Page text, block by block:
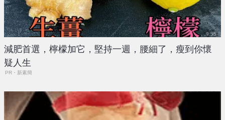
減肥首選，檸檬加它，堅持一週，腰細了，瘦到你懷
疑人生
PR・新素簡